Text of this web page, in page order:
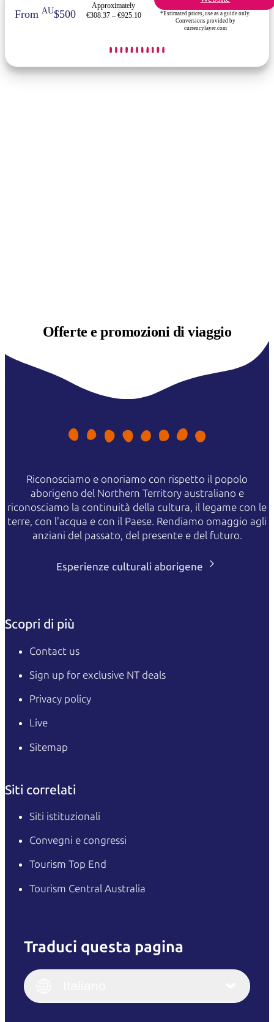
FromAU$500
Approximately
€308.37 – €925.10
*Estimated prices, use as a guide only.
Conversions provided by
currencylayer.com
Offerte epromozioni di viaggio
Riconosciamo e onoriamo con rispetto il popolo
aborigeno del Northern Territory australiano e
riconosciamo la continuità della cultura, il legame con le
terre, con l'acqua e con il Paese. Rendiamo omaggio agli
anziani del passato, del presente e del futuro.
Esperienze culturali aborigene
Scopri di più
Contact us
Sign up for exclusive NT deals
Privacy policy
Live
Sitemap
Siti correlati
Siti istituzionali
Convegni e congressi
Tourism Top End
Tourism Central Australia
Traduci questa pagina
Italiano